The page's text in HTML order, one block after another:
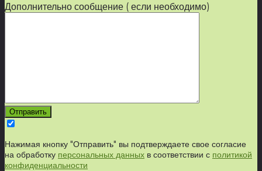
Дополнительно сообщение ( если необходимо)
Нажимая кнопку "Отправить" вы подтверждаете свое согласие
на обработку персональных данных в соответствии с политикой
конфиденциальности